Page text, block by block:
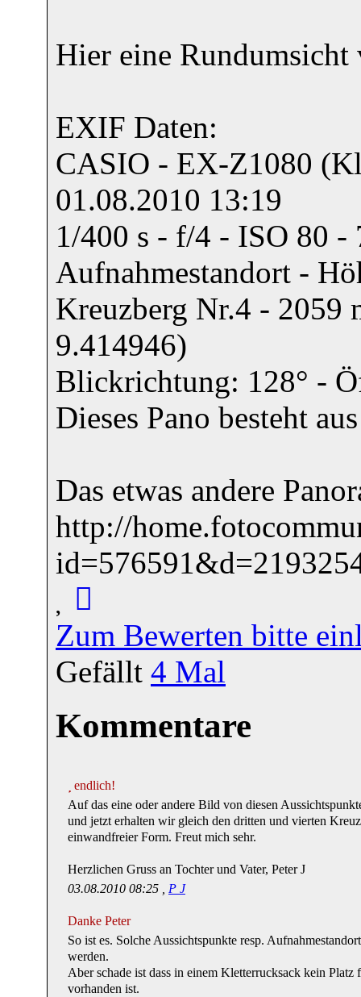
Hier eine
EXIF Daten:
CASIO - EX-Z1080
01.08.2010 13:19
1/400 s - f/4 - ISO 80 -
Aufnahmestandort -
Kreuzberg Nr.4 - 2059
9.414946)
Blickrichtung: 128° -
Dieses Pano besteht
Das etwas andere
http://
Zum Bewerten bitte
Gefällt 4 Mal
Kommentare
endlich!
Auf das eine oder andere Bild von diesen
und jetzt erhalten wir gleich den dritten und vierten
einwandfreier Form. Freut mich sehr.
Herzlichen Gruss an Tochter und Vater, Peter J
03.08.2010 08:25 , P J
Danke Peter
So ist es. Solche Aussichtspunkte resp.
werden.
Aber schade ist dass in einem Kletterrucksack kein
vorhanden ist.